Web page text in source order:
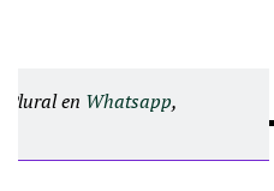
Plural en Whatsapp,